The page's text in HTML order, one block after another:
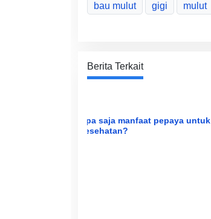
bau mulut gigi mulut
Berita Terkait
Apa saja manfaat pepaya untuk
kesehatan?